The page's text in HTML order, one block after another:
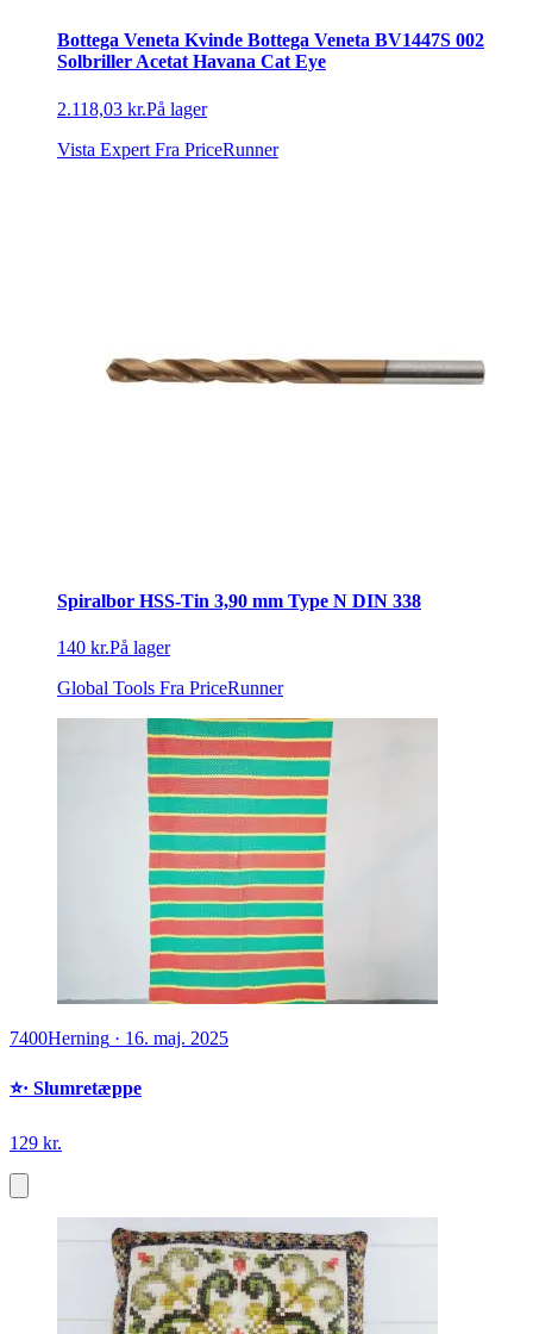
Bottega Veneta Kvinde Bottega Veneta BV1447S 002
Solbriller Acetat Havana Cat Eye
2.118,03 kr.På lager
Vista Expert Fra PriceRunner
Spiralbor HSS-Tin 3,90 mm Type N DIN 338
140 kr.På lager
Global Tools Fra PriceRunner
7400Herning · 16. maj. 2025
⭐️· Slumretæppe
129 kr.